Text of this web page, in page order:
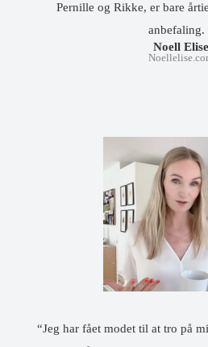
Pernille og Rikke, er bare
anbefaling.
Noell Elise
“Jeg har fået modet til at tro på